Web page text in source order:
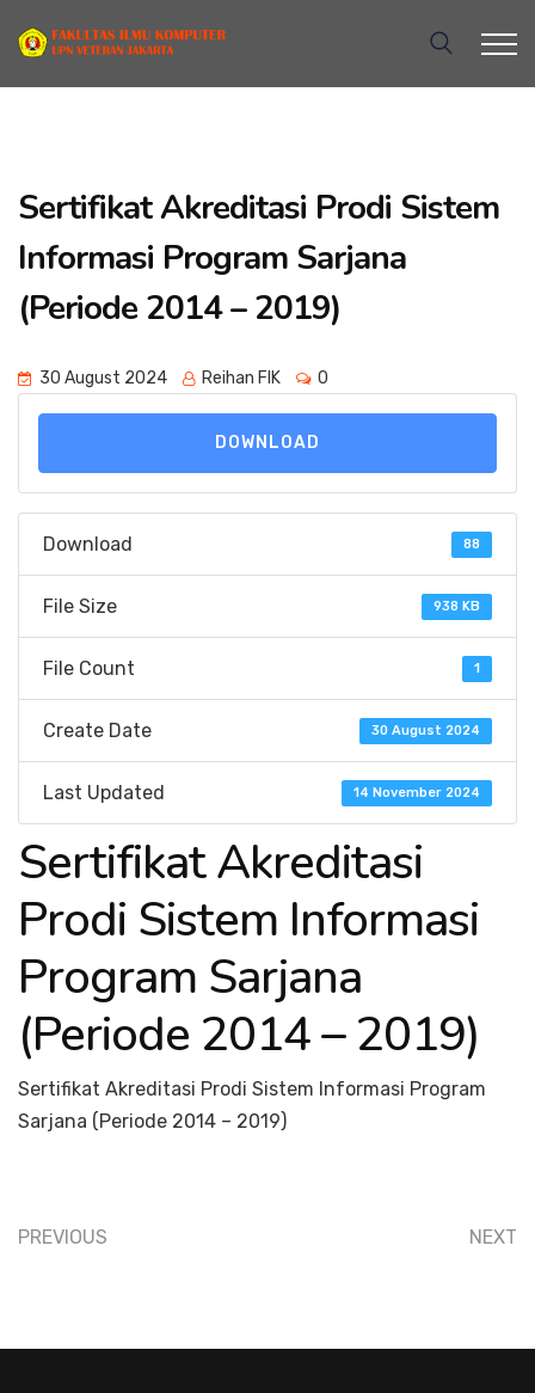
Sertifikat Akreditasi Prodi Sistem
Informasi Program Sarjana
(Periode 2014 – 2019)
30 August 2024 Reihan FIK 0
DOWNLOAD
Download 88
File Size 938 KB
File Count 1
Create Date 30 August 2024
Last Updated 14 November 2024
Sertifikat Akreditasi
Prodi Sistem Informasi
Program Sarjana
(Periode 2014 – 2019)
Sertifikat Akreditasi Prodi Sistem Informasi Program
Sarjana (Periode 2014 – 2019)
PREVIOUS NEXT